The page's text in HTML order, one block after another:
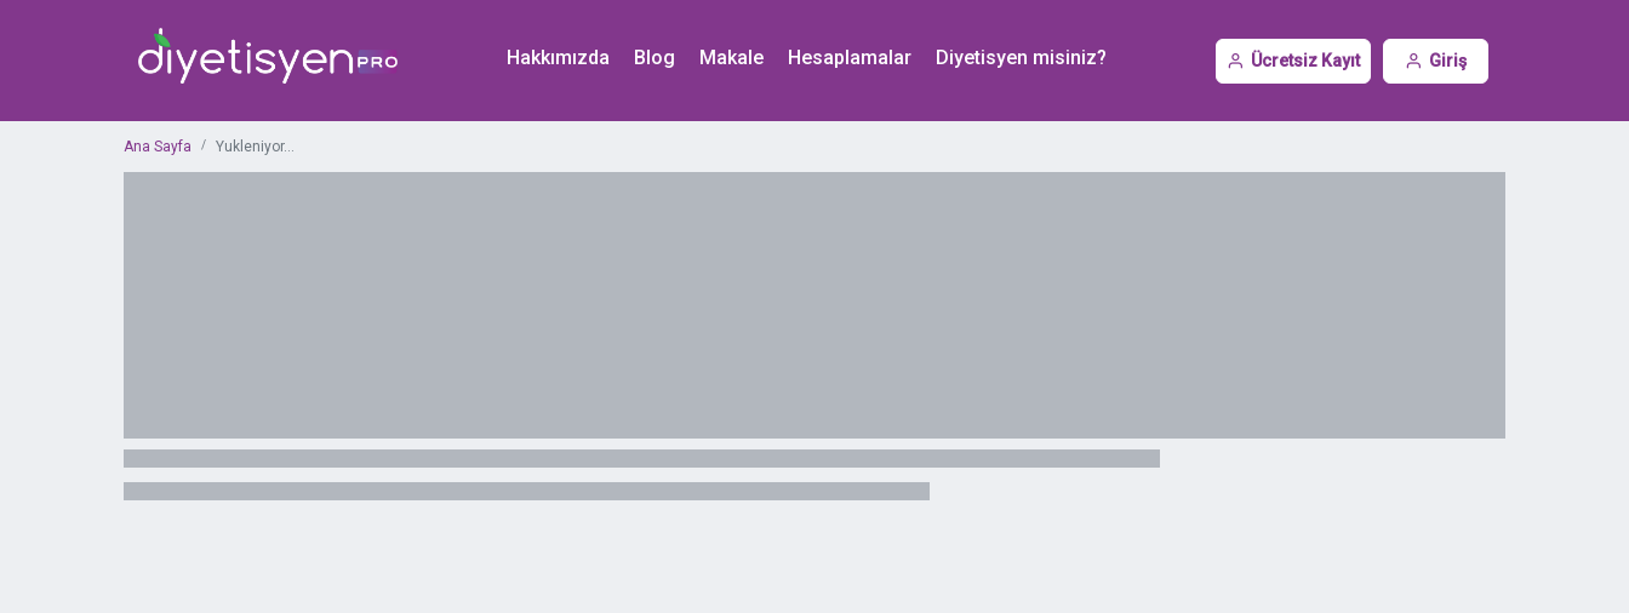
Hakkımızda Blog Makale Hesaplamalar Diyetisyen misiniz? Ücretsiz Kayıt Giriş
Ana Sayfa Yukleniyor...